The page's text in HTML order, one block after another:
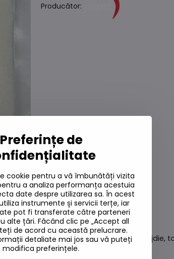
Producător:
diferite tipuri de aluat (burete, drojdie,
Preferințe de
cookie pentru a vă îmbunătăți vizita
a analiza performanța acestuia
date despre utilizarea sa. În acest
instrumente și servicii terțe, iar
pot fi transferate către parteneri
alte țări. Făcând clic pe „Accept all
de acord cu această prelucrare.
detaliate mai jos sau vă puteți
modifica preferințele.